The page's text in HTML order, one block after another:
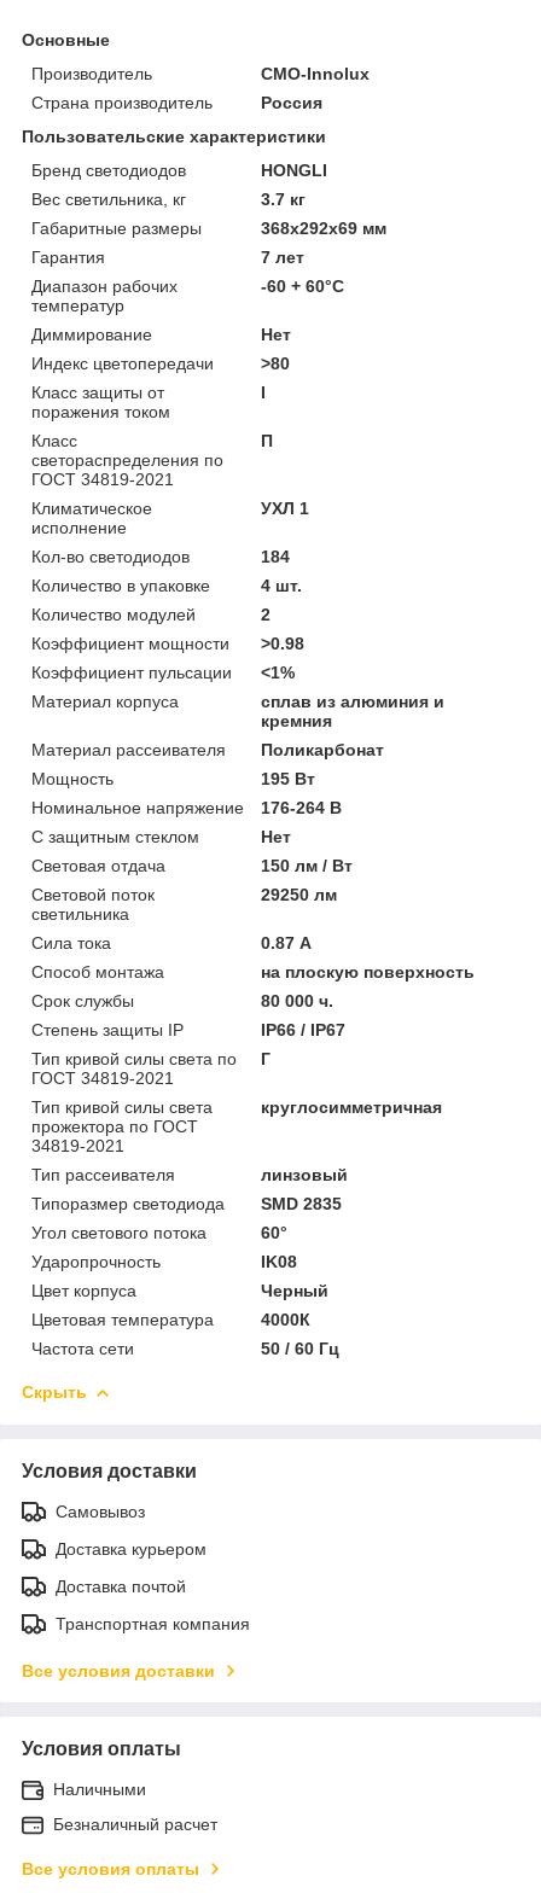
Основные
Производитель
CMO-Innolux
Страна производитель
Россия
Пользовательские характеристики
Бренд светодиодов
HONGLI
Вес светильника, кг
3.7 кг
Габаритные размеры
368х292х69 мм
Гарантия
7 лет
Диапазон рабочих
температур
-60 + 60°C
Диммирование
Нет
Индекс цветопередачи
>80
Класс защиты от
поражения током
I
Класс
светораспределения по
ГОСТ 34819-2021
П
Климатическое
исполнение
УХЛ 1
Кол-во светодиодов
184
Количество в упаковке
4 шт.
Количество модулей
2
Коэффициент мощности
>0.98
Коэффициент пульсации
<1%
Материал корпуса
сплав из алюминия и
кремния
Материал рассеивателя
Поликарбонат
Мощность
195 Вт
Номинальное напряжение
176-264 В
С защитным стеклом
Нет
Световая отдача
150 лм / Вт
Световой поток
светильника
29250 лм
Сила тока
0.87 А
Способ монтажа
на плоскую поверхность
Срок службы
80 000 ч.
Степень защиты IP
IP66 / IP67
Тип кривой силы света по
ГОСТ 34819-2021
Г
Тип кривой силы света
прожектора по ГОСТ
34819-2021
круглосимметричная
Тип рассеивателя
линзовый
Типоразмер светодиода
SMD 2835
Угол светового потока
60°
Ударопрочность
IK08
Цвет корпуса
Черный
Цветовая температура
4000К
Частота сети
50 / 60 Гц
Скрыть
Условия доставки
Самовывоз
Доставка курьером
Доставка почтой
Транспортная компания
Все условия доставки
Условия оплаты
Наличными
Безналичный расчет
Все условия оплаты